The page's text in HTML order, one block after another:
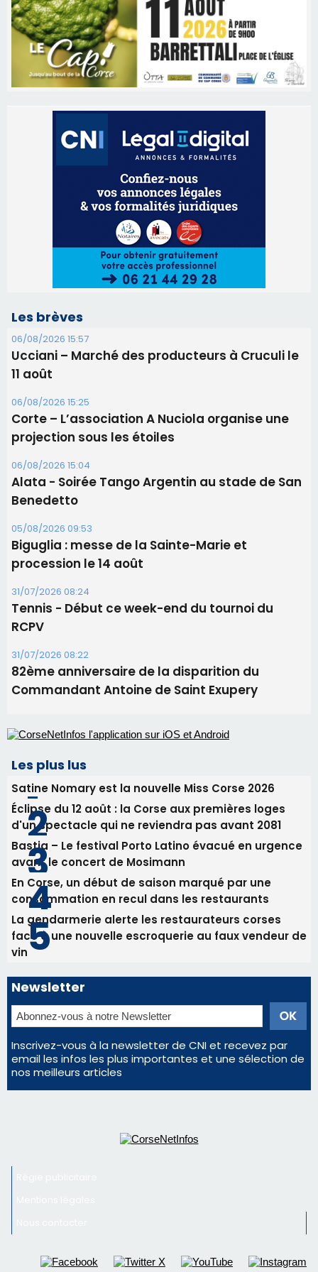
Les brèves
06/08/2026 15:57
Ucciani – Marché des producteurs à Cruculi le
11 août
06/08/2026 15:25
Corte – L’association A Nuciola organise une
projection sous les étoiles
06/08/2026 15:04
Alata - Soirée Tango Argentin au stade de San
Benedetto
05/08/2026 09:53
Biguglia : messe de la Sainte-Marie et
procession le 14 août
31/07/2026 08:24
Tennis - Début ce week-end du tournoi du
RCPV
31/07/2026 08:22
82ème anniversaire de la disparition du
Commandant Antoine de Saint Exupery
Les plus lus
Satine Nomary est la nouvelle Miss Corse 2026
Éclipse du 12 août : la Corse aux premières loges
d'un spectacle qui ne reviendra pas avant 2081
Bastia – Le festival Porto Latino évacué en urgence
avant le concert de Mosimann
En Corse, un début de saison marqué par une
consommation en recul dans les restaurants
La gendarmerie alerte les restaurateurs corses
face à une nouvelle escroquerie au faux vendeur de
vin
Newsletter
Inscrivez-vous à la newsletter de CNI et recevez par
email les infos les plus importantes et une sélection de
nos meilleurs articles